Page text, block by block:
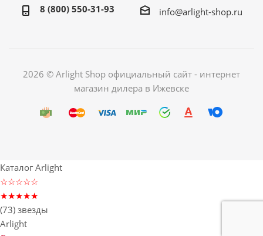
8 (800) 550-31-93 info@arlight-shop.ru
2026 © Arlight Shop официальный сайт - интернет
магазин дилера в Ижевске
Каталог Arlight
☆☆☆☆☆
★★★★★
(73) звезды
Arlight